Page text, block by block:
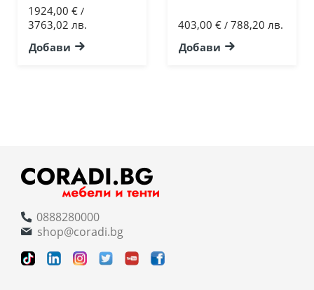
1924,00 € /
3763,02 лв.
Добави
403,00 € / 788,20 лв.
Добави
0888280000
shop@coradi.bg